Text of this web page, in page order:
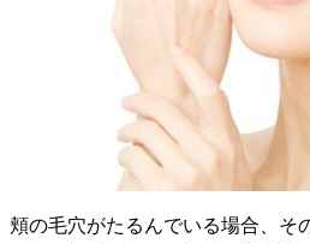
頬の毛穴がたるんでいる場合、そ